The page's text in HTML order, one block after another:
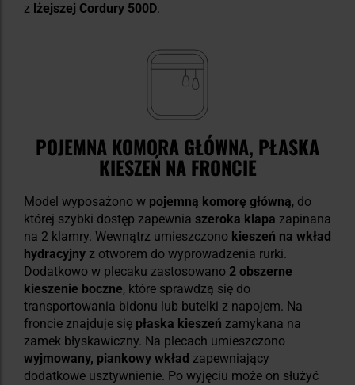
z lżejszej Cordury 500D.
POJEMNA KOMORA GŁÓWNA, PŁASKA
KIESZEŃ NA FRONCIE
Model wyposażono w pojemną komorę główną, do
której szybki dostęp zapewnia szeroka klapa zapinana
na 2 klamry. Wewnątrz umieszczono kieszeń na wkład
hydracyjny z otworem do wyprowadzenia rurki.
Dodatkowo w plecaku zastosowano 2 obszerne
kieszenie boczne, które sprawdzą się do
transportowania bidonu lub butelki z napojem. Na
froncie znajduje się płaska kieszeń zamykana na
zamek błyskawiczny. Na plecach umieszczono
wyjmowany, piankowy wkład zapewniający
dodatkowe usztywnienie. Po wyjęciu może on służyć